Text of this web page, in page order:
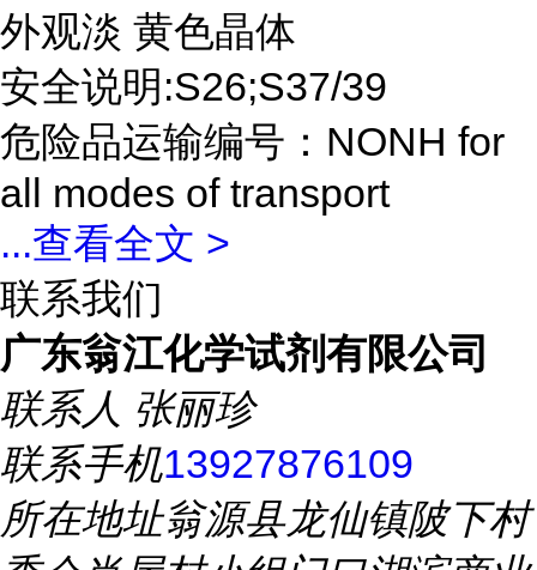
外观淡 黄色晶体
安全说明:S26;S37/39
危险品运输编号：NONH for
all modes of transport
...查看全文 >
联系我们
广东翁江化学试剂有限公司
联系人 张丽珍
联系手机13927876109
所在地址翁源县龙仙镇陂下村